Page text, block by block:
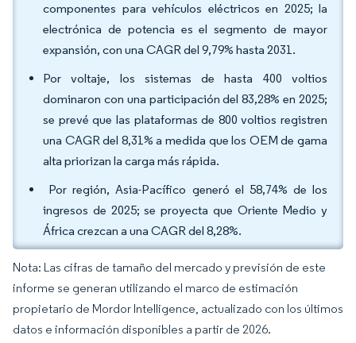
componentes para vehículos eléctricos en 2025; la
electrónica de potencia es el segmento de mayor
expansión, con una CAGR del 9,79% hasta 2031.
Por voltaje, los sistemas de hasta 400 voltios
dominaron con una participación del 83,28% en 2025;
se prevé que las plataformas de 800 voltios registren
una CAGR del 8,31% a medida que los OEM de gama
alta priorizan la carga más rápida.
Por región, Asia-Pacífico generó el 58,74% de los
ingresos de 2025; se proyecta que Oriente Medio y
África crezcan a una CAGR del 8,28%.
Nota: Las cifras de tamaño del mercado y previsión de este
informe se generan utilizando el marco de estimación
propietario de Mordor Intelligence, actualizado con los últimos
datos e información disponibles a partir de 2026.